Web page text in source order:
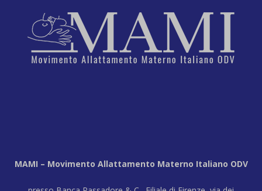
MAMI – Movimento Allattamento Materno Italiano ODV